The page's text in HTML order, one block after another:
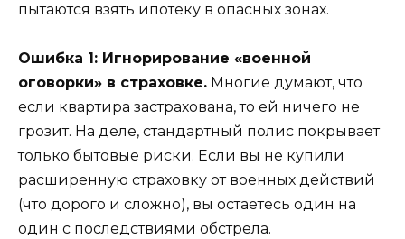
пытаются взять ипотеку в опасных зонах.
Ошибка 1: Игнорирование «военной
оговорки» в страховке. Многие думают, что
если квартира застрахована, то ей ничего не
грозит. На деле, стандартный полис покрывает
только бытовые риски. Если вы не купили
расширенную страховку от военных действий
(что дорого и сложно), вы остаетесь один на
один с последствиями обстрела.